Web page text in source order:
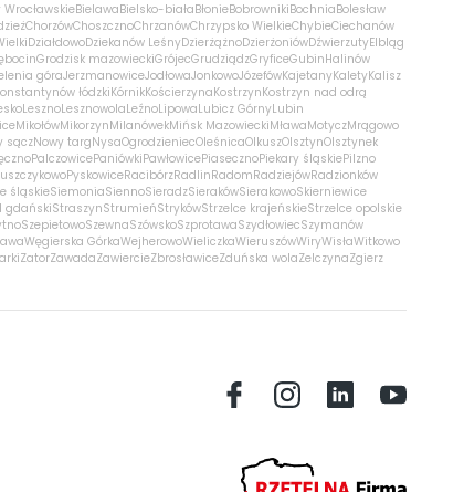
BielawaBielsko-białaBłonieBobrownikiBochniaBolesław
ChorzówChoszcznoChrzanówChrzypsko WielkieChybieCiechanów
DziałdowoDziekanów LeśnyDzierżążnoDzierżoniówDźwierzutyElbląg
Grodzisk mazowieckiGrójecGrudziądzGryficeGubinHalinów
góraJerzmanowiceJodłowaJonkowoJózefówKajetanyKaletyKalisz
łódzkiKórnikKościerzynaKostrzynKostrzyn nad odrą
LesznoLesznowolaLeźnoLipowaLubicz GórnyLubin
MikołówMikorzynMilanówekMińsk MazowieckiMławaMotyczMrągowo
sączNowy targNysaOgrodzieniecOleśnicaOlkuszOlsztynOlsztynek
PalczowicePaniówkiPawłowicePiasecznoPiekary śląskiePilzno
PyskowiceRacibórzRadlinRadomRadziejówRadzionków
śląskieSiemoniaSiennoSieradzSierakówSierakowoSkierniewice
gdańskiStraszynStrumieńStrykówStrzelce krajeńskieStrzelce opolskie
SzepietowoSzewnaSzówskoSzprotawaSzydłowiecSzymanów
Węgierska GórkaWejherowoWieliczkaWieruszówWiryWisłaWitkowo
ZatorZawadaZawiercieZbrosławiceZduńska wolaZelczynaZgierz